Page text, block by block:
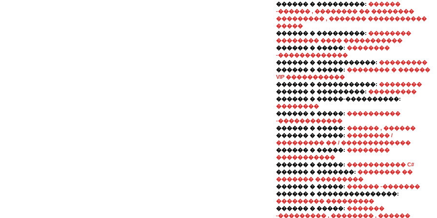
������ � ���������: ������
-������ , �������� �� ��������
��������� , ������� �����������
�����
������ � ���������: ��������
�������� ���� �����������
������ � �����: ��������
-�������������
������ � �����������: ���������
������ � �����: �������� � ������
VIP �����������
������ � �����������: ��������
������ � ���������: ���������
������ � �����-����������:
��������
������ � �����: ����������
-������������
������ � �����: ������ , ������
������ � �����: �������� /
��������� �� / �������������
������ � �����: ��������
�����������
������ � �����: ����������� C#
������ � �������: �������� ��
������� ���������
������ � �����: ������ -�������
������ � ���������������:
��������� ���������
������ � �����: �������
-��������� , �������� , ������